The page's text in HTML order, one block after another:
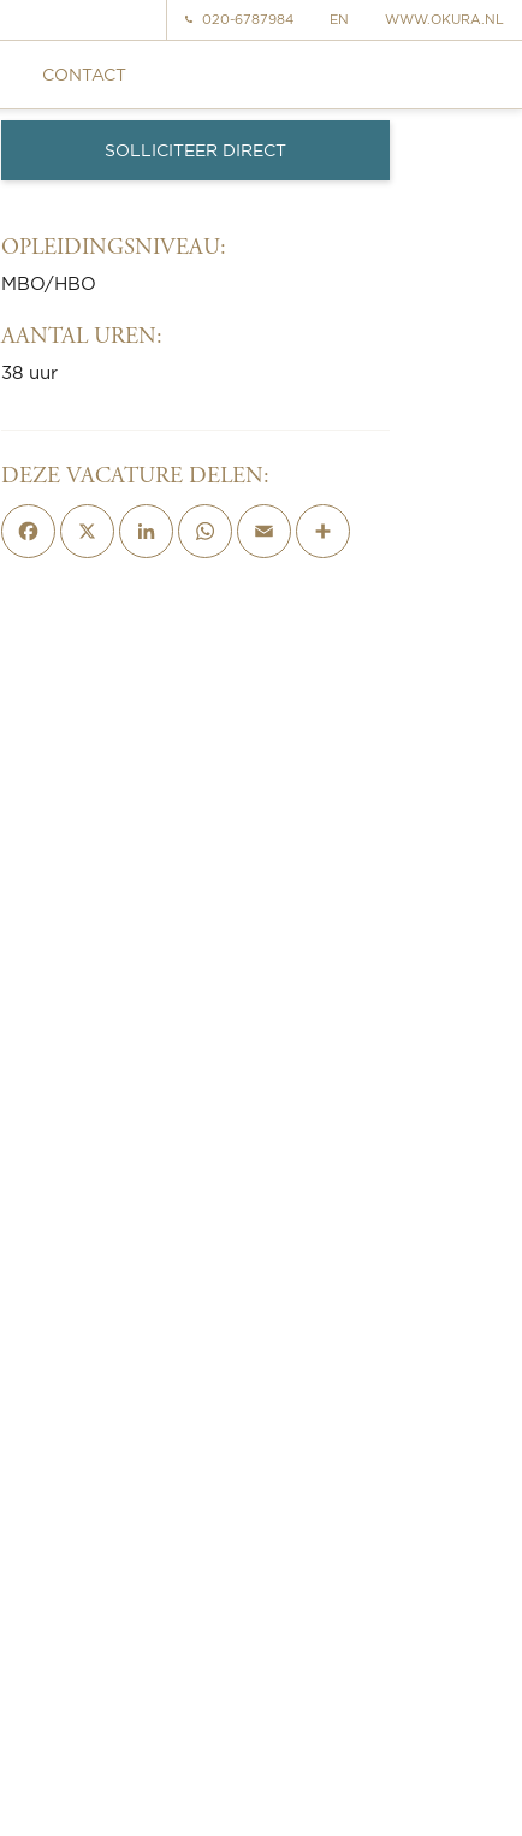
020-6787984 EN WWW.OKURA.NL
CONTACT
SOLLICITEER DIRECT
OPLEIDINGSNIVEAU:
MBO/HBO
AANTAL UREN:
38 uur
DEZE VACATURE DELEN:
Facebook
X LinkedInWhatsApp
Email